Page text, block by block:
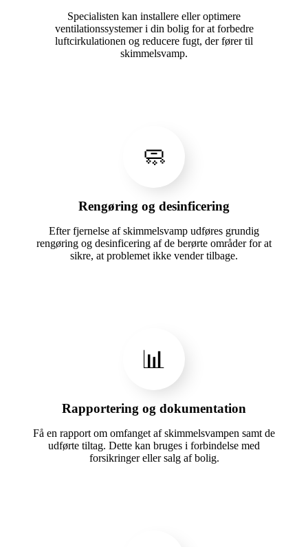
Specialisten kan installere eller optimere
ventilationssystemer i din bolig for at forbedre
luftcirkulationen og reducere fugt, der fører til
skimmelsvamp.
🧼
Rengøring og desinficering
Efter fjernelse af skimmelsvamp udføres grundig
rengøring og desinficering af de berørte områder for at
sikre, at problemet ikke vender tilbage.
📊
Rapportering og dokumentation
Få en rapport om omfanget af skimmelsvampen samt de
udførte tiltag. Dette kan bruges i forbindelse med
forsikringer eller salg af bolig.